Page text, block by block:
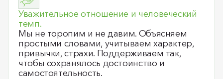
Уважительное отношение и человеческий
темп.
Мы не торопим и не давим. Объясняем
простыми словами, учитываем характер,
привычки, страхи. Поддерживаем так,
чтобы сохранялось достоинство и
самостоятельность.